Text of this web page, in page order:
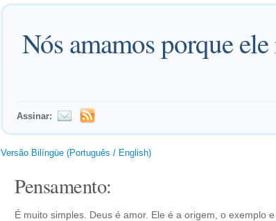
Nós amamos porque
Assinar:
Versão Bilíngüe (Português / English)
Pensamento:
É muito simples. Deus é amor. Ele é a origem, o exemplo